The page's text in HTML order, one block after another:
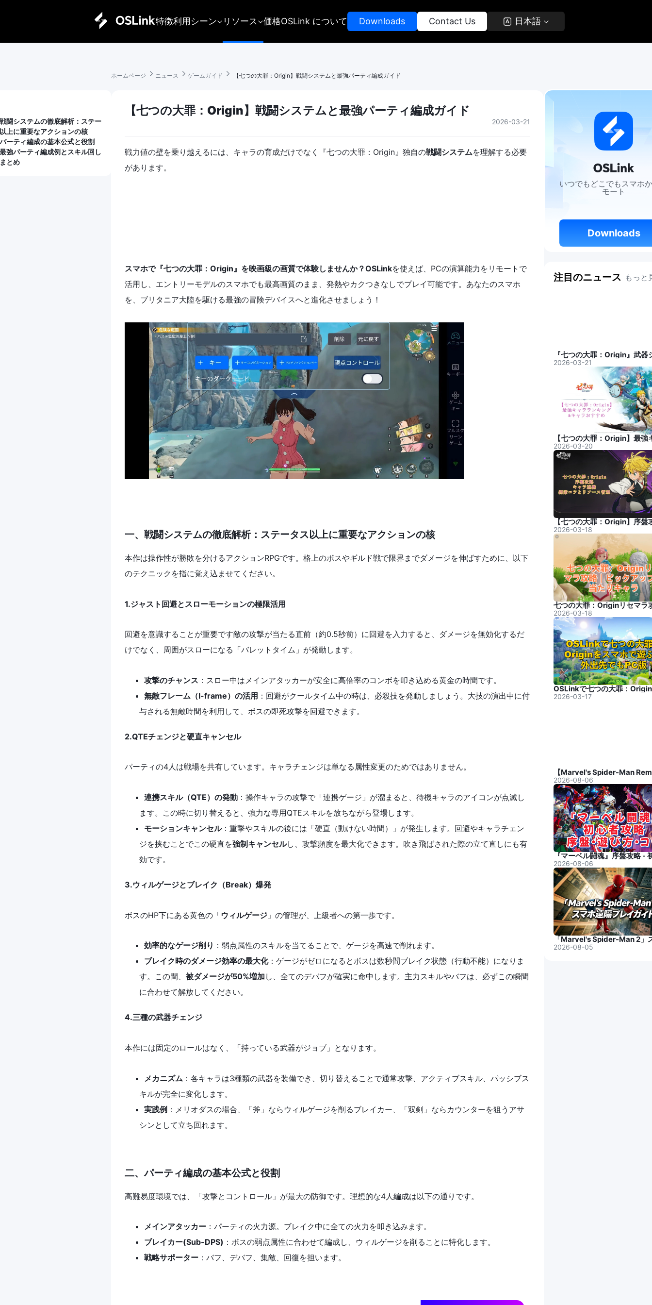
特徴利用シーン リソース 価格OSLink について Downloads Contact Us 日本語
闘システムの徹底解析：ステー
上に重要なアクションの核
ーティ編成の基本公式と役割
強パーティ編成例とスキル回し
とめ
ホームページ ニュース ゲームガイド 【七つの大罪：Origin】戦闘システムと最強パーティ編成ガイド
【七つの大罪：Origin】戦闘システムと最強パーティ編成ガイド
2026-03-21
戦力値の壁を乗り越えるには、キャラの育成だけでなく『七つの大罪：Origin』独自の戦闘システムを理解する必要
があります。
スマホで『七つの大罪：Origin』を映画級の画質で体験しませんか？OSLinkを使えば、PCの演算能力をリモートで
活用し、エントリーモデルのスマホでも最高画質のまま、発熱やカクつきなしでプレイ可能です。あなたのスマホ
を、ブリタニア大陸を駆ける最強の冒険デバイスへと進化させましょう！
一、戦闘システムの徹底解析：ステータス以上に重要なアクションの核
本作は操作性が勝敗を分けるアクションRPGです。格上のボスやギルド戦で限界までダメージを伸ばすために、以下
のテクニックを指に覚え込ませてください。
1.ジャスト回避とスローモーションの極限活用
回避を意識することが重要です敵の攻撃が当たる直前（約0.5秒前）に回避を入力すると、ダメージを無効化するだ
けでなく、周囲がスローになる「バレットタイム」が発動します。
攻撃のチャンス ：スロー中はメインアタッカーが安全に高倍率のコンボを叩き込める黄金の時間です。
無敵フレーム（I-frame）の活用 ：回避がクールタイム中の時は、必殺技を発動しましょう。大技の演出中に付
与される無敵時間を利用して、ボスの即死攻撃を回避できます。
2.QTEチェンジと硬直キャンセル
パーティの4人は戦場を共有しています。キャラチェンジは単なる属性変更のためではありません。
連携スキル（QTE）の発動 ：操作キャラの攻撃で「連携ゲージ」が溜まると、待機キャラのアイコンが点滅し
ます。この時に切り替えると、強力な専用QTEスキルを放ちながら登場します。
モーションキャンセル：重撃やスキルの後には「硬直（動けない時間）」が発生します。回避やキャラチェン
ジを挟むことでこの硬直を強制キャンセルし、攻撃頻度を最大化できます。吹き飛ばされた際の立て直しにも有
効です。
3.ウィルゲージとブレイク（Break）爆発
ボスのHP下にある黄色の「ウィルゲージ 」の管理が、上級者への第一歩です。
効率的なゲージ削り ：弱点属性のスキルを当てることで、ゲージを高速で削れます。
ブレイク時のダメージ効率の最大化：ゲージがゼロになるとボスは数秒間ブレイク状態（行動不能）になりま
す。この間、 被ダメージが50%増加 し、全てのデバフが確実に命中します。主力スキルやバフは、必ずこの瞬間
に合わせて解放してください。
4.三種の武器チェンジ
本作には固定のロールはなく、「持っている武器がジョブ」となります。
メカニズム ：各キャラは3種類の武器を装備でき、切り替えることで通常攻撃、アクティブスキル、パッシブス
キルが完全に変化します。
実践例 ：メリオダスの場合、「斧」ならウィルゲージを削るブレイカー、「双剣」ならカウンターを狙うアサ
シンとして立ち回れます。
二、パーティ編成の基本公式と役割
高難易度環境では、「攻撃とコントロール」が最大の防御です。理想的な4人編成は以下の通りです。
メインアタッカー ：パーティの火力源。ブレイク中に全ての火力を叩き込みます。
ブレイカー(Sub-DPS) ：ボスの弱点属性に合わせて編成し、ウィルゲージを削ることに特化します。
戦略サポーター ：バフ、デバフ、集敵、回復を担います。
いつでもどこでもスマホ
モート
Downloads
注目のニュース もっ
2026-03-21
2026-03-20
2026-03-18
2026-03-18
2026-03-17
2026-08-06
2026-08-06
2026-08-05